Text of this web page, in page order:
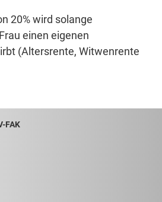
20% wird solange
einen eigenen
(Altersrente, Witwenrente
hilfreichen Links
FAK